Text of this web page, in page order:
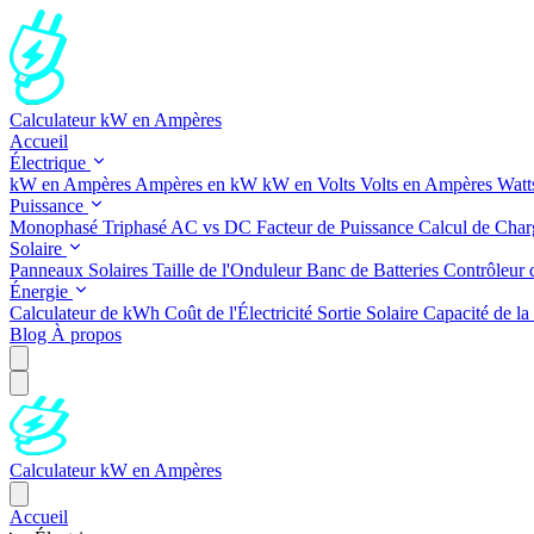
Calculateur kW en Ampères
Accueil
Électrique
kW en Ampères Ampères en kW kW en Volts Volts en Ampères
Puissance
Monophasé Triphasé AC vs DC Facteur de Puissance Calcul de
Solaire
Panneaux Solaires Taille de l'OnduleurBanc de Batteries Contrôleur
Énergie
Calculateur de kWh Coût de l'Électricité Sortie Solaire Capacité de
Blog À propos
Calculateur kW en Ampères
Accueil